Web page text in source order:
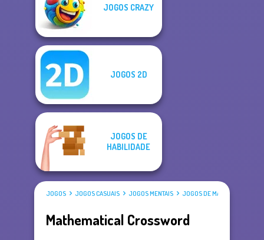
JOGOS CRAZY
JOGOS 2D
JOGOS DE
HABILIDADE
JOGOS JOGOS CASUAIS JOGOS MENTAIS JOGOS DE MATEMÁTICA
Mathematical Crossword